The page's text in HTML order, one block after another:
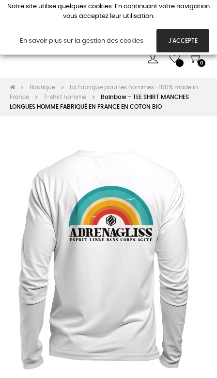
la
0
Boutique
La Fabrique pour les hommes -100% made in
France
T-shirt homme
Rainbow - TEE SHIRT MANCHES
LONGUES HOMME FABRIQUÉ EN FRANCE EN COTON BIO
Notre site utilise quelques cookies. En continuant votre navigation
vous acceptez leur utilisation.
En savoir plus sur la gestion des cookies J'ACCEPTE